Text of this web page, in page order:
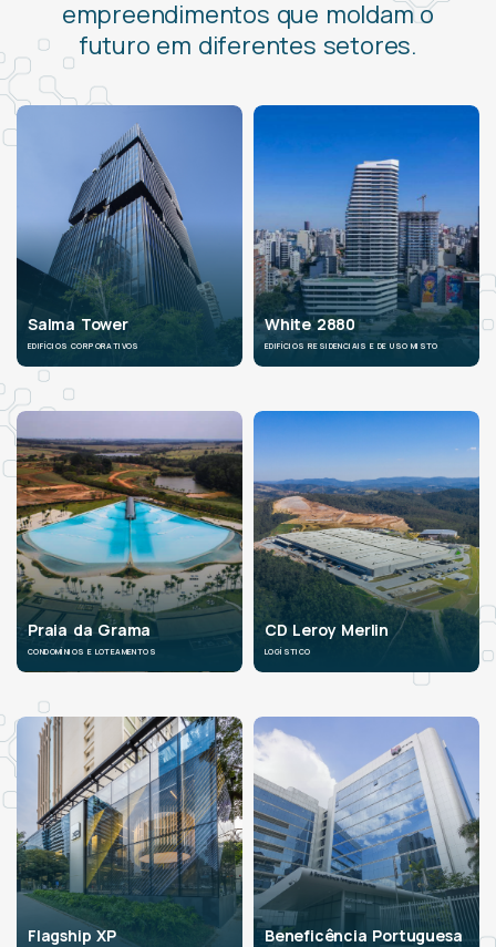
empreendimentos que moldam o
futuro em diferentes setores.
Salma Tower
EDIFÍCIOS CORPORATIVOS
White 2880
EDIFÍCIOS RESIDENCIAIS E DE USO MISTO
Praia da Grama
CONDOMÍNIOS E LOTEAMENTOS
CD Leroy Merlin
LOGÍSTICO
Flagship XP Beneficência Portuguesa